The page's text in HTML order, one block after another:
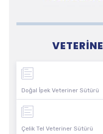
Doğal İpek Veteriner Sütürü
Çelik Tel Veteriner Sütürü